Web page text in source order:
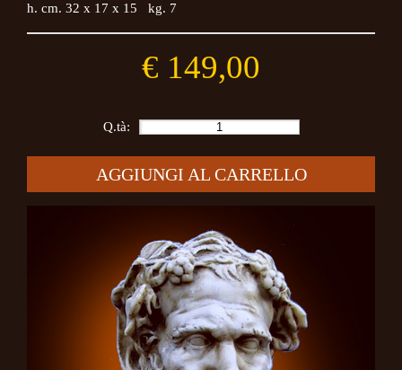
h. cm. 32 x 17 x 15 kg. 7
€ 149,00
Q.tà:
AGGIUNGI AL CARRELLO